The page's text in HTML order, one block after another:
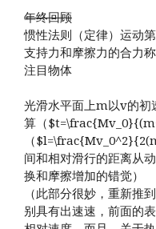
年终回顾
惯性法则（定律）运动
支持力和摩擦力的合力
注目物体
光滑水平面上m以v的初
算（
（
间和相对滑行的距离从
换和摩擦增加的错觉）
（此部分很妙，重新推
别具有出速速，前面的